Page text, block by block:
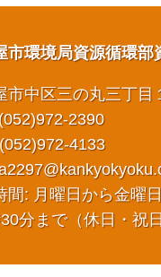
市環境局資源循環部
市中区三の丸三丁目
2390
4133
間: 月曜日から金曜
分まで（休日・祝